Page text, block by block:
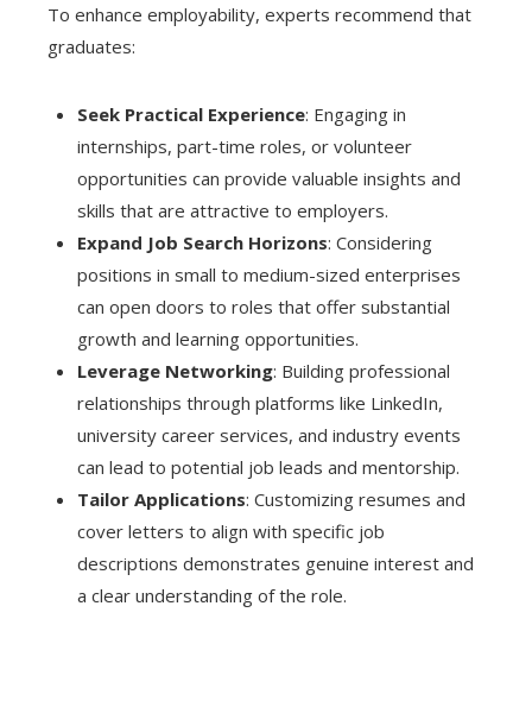
To enhance employability, experts recommend that
graduates:
Seek Practical Experience: Engaging in
internships, part-time roles, or volunteer
opportunities can provide valuable insights and
skills that are attractive to employers.
Expand Job Search Horizons: Considering
positions in small to medium-sized enterprises
can open doors to roles that offer substantial
growth and learning opportunities.
Leverage Networking: Building professional
relationships through platforms like LinkedIn,
university career services, and industry events
can lead to potential job leads and mentorship.
Tailor Applications: Customizing resumes and
cover letters to align with specific job
descriptions demonstrates genuine interest and
a clear understanding of the role.